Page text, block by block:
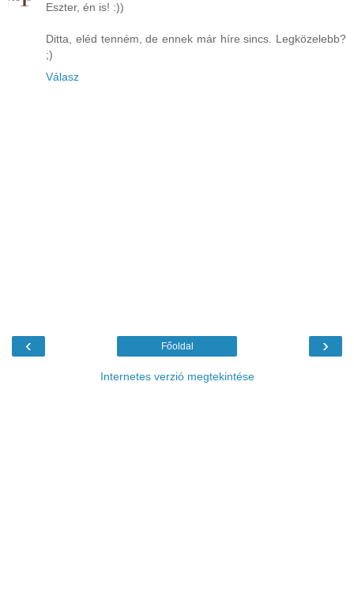
Eszter, én is! :))
Ditta, eléd tenném, de ennek már híre sincs. Legközelebb?
;)
Válasz
‹ ›
Főoldal
Internetes verzió megtekintése